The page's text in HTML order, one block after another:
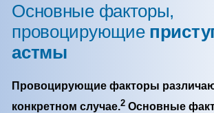
Основные факторы,
провоцирующие
астмы
Провоцирующие факторы
конкретном случае.2 Основные